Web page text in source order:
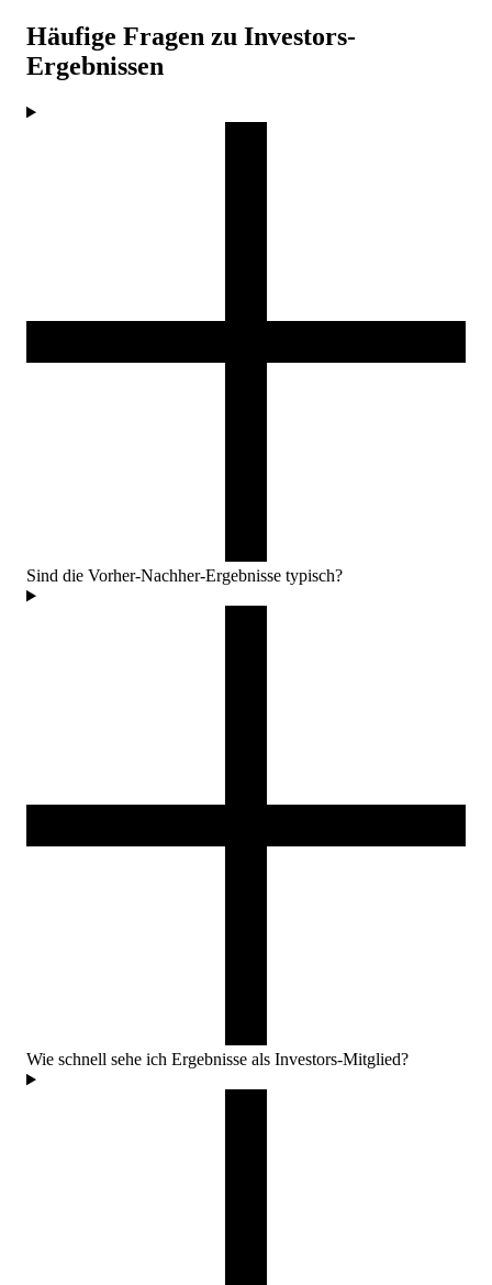
Häufige Fragen zu Investors-
Ergebnissen
Sind die Vorher-Nachher-Ergebnisse typisch?
Wie schnell sehe ich Ergebnisse als Investors-Mitglied?